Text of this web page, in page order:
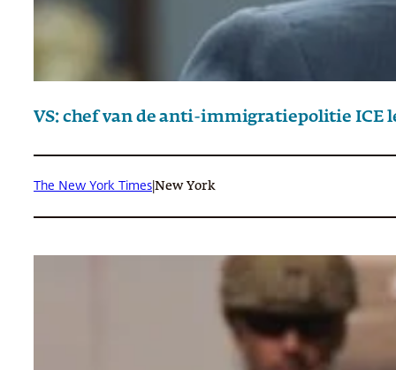
VS: chef van de anti-immigratiepolitie ICE
The New York Times New York